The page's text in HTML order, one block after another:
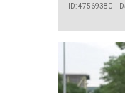
ID: 47569380